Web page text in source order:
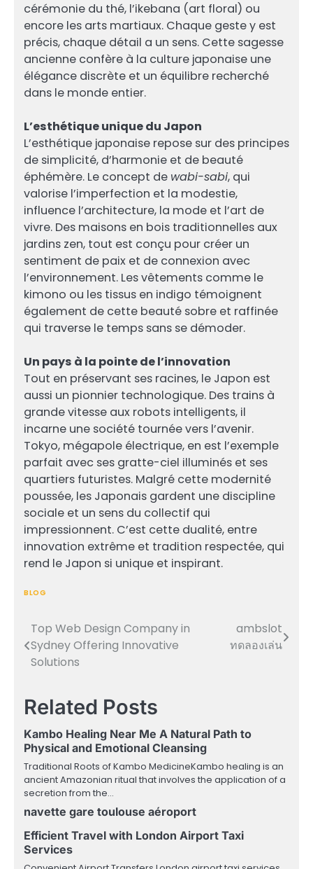
cérémonie du thé, l’ikebana (art floral) ou
encore les arts martiaux. Chaque geste y est
précis, chaque détail a un sens. Cette sagesse
ancienne confère à la culture japonaise une
élégance discrète et un équilibre recherché
dans le monde entier.
L’esthétique unique du Japon
L’esthétique japonaise repose sur des principes
de simplicité, d’harmonie et de beauté
éphémère. Le concept de wabi-sabi, qui
valorise l’imperfection et la modestie,
influence l’architecture, la mode et l’art de
vivre. Des maisons en bois traditionnelles aux
jardins zen, tout est conçu pour créer un
sentiment de paix et de connexion avec
l’environnement. Les vêtements comme le
kimono ou les tissus en indigo témoignent
également de cette beauté sobre et raffinée
qui traverse le temps sans se démoder.
Un pays à la pointe de l’innovation
Tout en préservant ses racines, le Japon est
aussi un pionnier technologique. Des trains à
grande vitesse aux robots intelligents, il
incarne une société tournée vers l’avenir.
Tokyo, mégapole électrique, en est l’exemple
parfait avec ses gratte-ciel illuminés et ses
quartiers futuristes. Malgré cette modernité
poussée, les Japonais gardent une discipline
sociale et un sens du collectif qui
impressionnent. C’est cette dualité, entre
innovation extrême et tradition respectée, qui
rend le Japon si unique et inspirant.
BLOG
Post
navigation
Top Web Design Company in
Sydney Offering Innovative
Solutions
ambslot
ทดลองเล่น
Related Posts
Kambo Healing Near Me A Natural Path to
Physical and Emotional Cleansing
Traditional Roots of Kambo MedicineKambo healing is an
ancient Amazonian ritual that involves the application of a
secretion from the…
navette gare toulouse aéroport
Efficient Travel with London Airport Taxi
Services